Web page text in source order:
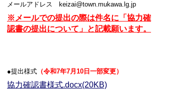
メールアドレス keizai@town.mukawa.lg.jp
※メールでの提出の際は件名に「協力確
認書の提出について」と記載願います。
●提出様式 （令和7年7月10日一部変更）
協力確認書様式.docx(20KB)